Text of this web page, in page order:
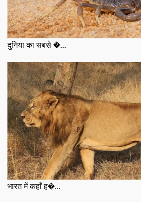
दुनिया का सबसे �...
भारत में कहाँ ह�...